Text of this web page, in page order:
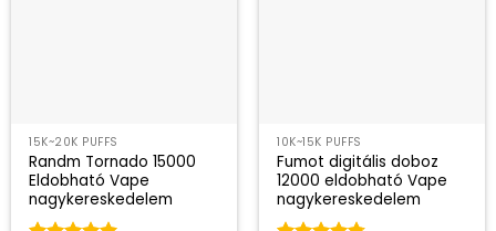
15K~20K PUFFS
Randm Tornado 15000
Eldobható Vape
nagykereskedelem
10K~15K PUFFS
Fumot digitális doboz
12000 eldobható Vape
nagykereskedelem